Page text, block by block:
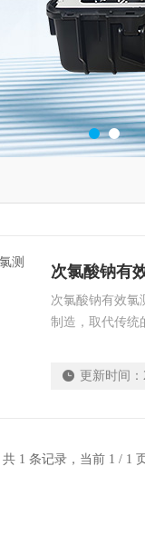
次氯酸钠有
次氯酸钠有效氯
制造，取代传统
更新时间：
共 1 条记录，当前 1 /